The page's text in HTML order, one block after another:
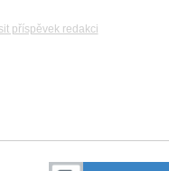
příspěvek redakci